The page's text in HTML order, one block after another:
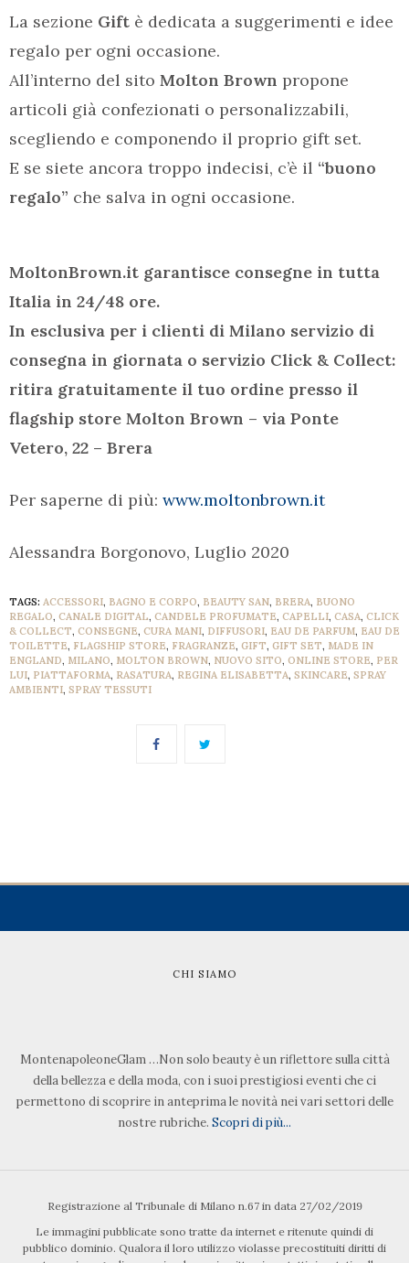
La sezione Gift è dedicata a suggerimenti e idee
regalo per ogni occasione.
All’interno del sito Molton Brown propone
articoli già confezionati o personalizzabili,
scegliendo e componendo il proprio gift set.
E se siete ancora troppo indecisi, c’è il “buono
regalo” che salva in ogni occasione.
MoltonBrown.it garantisce consegne in tutta
Italia in 24/48 ore.
In esclusiva per i clienti di Milano servizio di
consegna in giornata o servizio Click & Collect:
ritira gratuitamente il tuo ordine presso il
flagship store Molton Brown – via Ponte
Vetero, 22 – Brera
Per saperne di più: www.moltonbrown.it
Alessandra Borgonovo, Luglio 2020
TAGS: ACCESSORI, BAGNO E CORPO, BEAUTY SAN, BRERA, BUONO
REGALO, CANALE DIGITAL, CANDELE PROFUMATE, CAPELLI, CASA, CLICK
& COLLECT, CONSEGNE, CURA MANI, DIFFUSORI, EAU DE PARFUM, EAU DE
TOILETTE, FLAGSHIP STORE, FRAGRANZE, GIFT, GIFT SET, MADE IN
ENGLAND, MILANO, MOLTON BROWN, NUOVO SITO, ONLINE STORE, PER
LUI, PIATTAFORMA, RASATURA, REGINA ELISABETTA, SKINCARE, SPRAY
AMBIENTI, SPRAY TESSUTI
CHI SIAMO
MontenapoleoneGlam …Non solo beauty è un riflettore sulla città
della bellezza e della moda, con i suoi prestigiosi eventi che ci
permettono di scoprire in anteprima le novità nei vari settori delle
nostre rubriche. Scopri di più...
Registrazione al Tribunale di Milano n.67 in data 27/02/2019
Le immagini pubblicate sono tratte da internet e ritenute quindi di
pubblico dominio. Qualora il loro utilizzo violasse precostituiti diritti di